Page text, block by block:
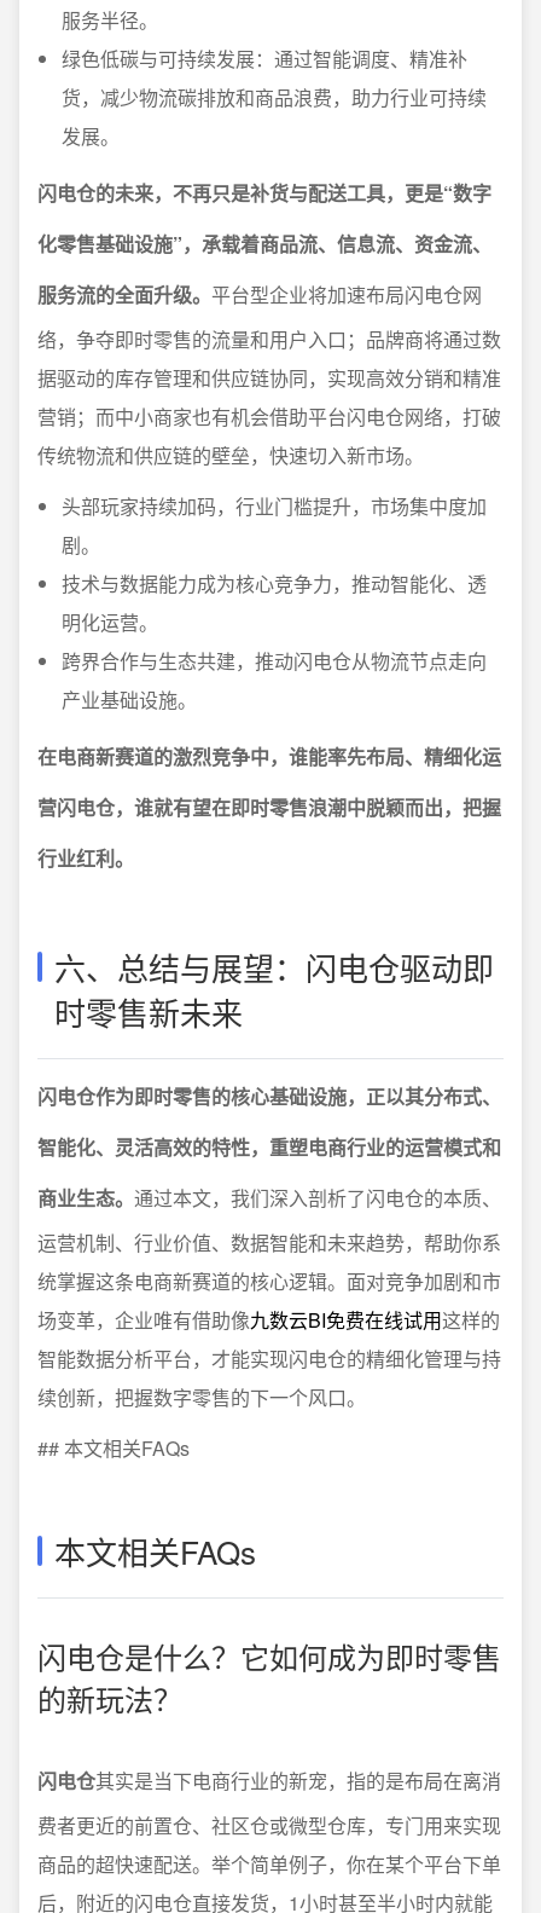
服务半径。
绿色低碳与可持续发展：通过智能调度、精准补
货，减少物流碳排放和商品浪费，助力行业可持续
发展。
闪电仓的未来，不再只是补货与配送工具，更是“数字
化零售基础设施”，承载着商品流、信息流、资金流、
服务流的全面升级。 平台型企业将加速布局闪电仓网
络，争夺即时零售的流量和用户入口；品牌商将通过数
据驱动的库存管理和供应链协同，实现高效分销和精准
营销；而中小商家也有机会借助平台闪电仓网络，打破
传统物流和供应链的壁垒，快速切入新市场。
头部玩家持续加码，行业门槛提升，市场集中度加
剧。
技术与数据能力成为核心竞争力，推动智能化、透
明化运营。
跨界合作与生态共建，推动闪电仓从物流节点走向
产业基础设施。
在电商新赛道的激烈竞争中，谁能率先布局、精细化运
营闪电仓，谁就有望在即时零售浪潮中脱颖而出，把握
行业红利。
六、总结与展望：闪电仓驱动即
时零售新未来
闪电仓作为即时零售的核心基础设施，正以其分布式、
智能化、灵活高效的特性，重塑电商行业的运营模式和
商业生态。 通过本文，我们深入剖析了闪电仓的本质、
运营机制、行业价值、数据智能和未来趋势，帮助你系
统掌握这条电商新赛道的核心逻辑。面对竞争加剧和市
场变革，企业唯有借助像九数云BI免费在线试用这样的
智能数据分析平台，才能实现闪电仓的精细化管理与持
续创新，把握数字零售的下一个风口。
## 本文相关FAQs
本文相关FAQs
闪电仓是什么？它如何成为即时零售
的新玩法？
闪电仓其实是当下电商行业的新宠，指的是布局在离消
费者更近的前置仓、社区仓或微型仓库，专门用来实现
商品的超快速配送。举个简单例子，你在某个平台下单
后，附近的闪电仓直接发货，1小时甚至半小时内就能